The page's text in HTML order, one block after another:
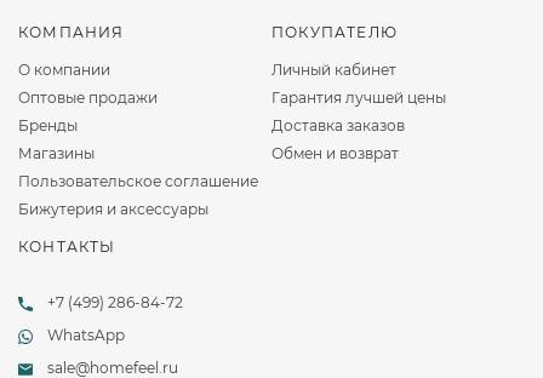
КОМПАНИЯ
О компании
Оптовые продажи
Бренды
Магазины
Пользовательское соглашение
Бижутерия и аксессуары
ПОКУПАТЕЛЮ
Личный кабинет
Гарантия лучшей цены
Доставка заказов
Обмен и возврат
КОНТАКТЫ
+7 (499) 286-84-72
WhatsApp
sale@homefeel.ru